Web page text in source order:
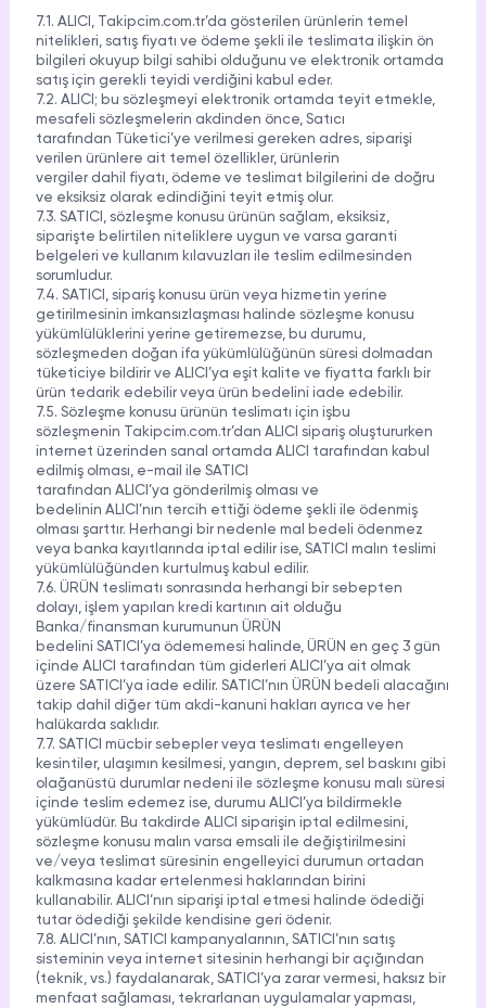
7.1. ALICI, Takipcim.com.tr’da gösterilen ürünlerin temel
nitelikleri, satış fiyatı ve ödeme şekli ile teslimata ilişkin ön
bilgileri okuyup bilgi sahibi olduğunu ve elektronik ortamda
satış için gerekli teyidi verdiğini kabul eder.
7.2. ALICI; bu sözleşmeyi elektronik ortamda teyit etmekle,
mesafeli sözleşmelerin akdinden önce, Satıcı
tarafından Tüketici’ye verilmesi gereken adres, siparişi
verilen ürünlere ait temel özellikler, ürünlerin
vergiler dahil fiyatı, ödeme ve teslimat bilgilerini de doğru
ve eksiksiz olarak edindiğini teyit etmiş olur.
7.3. SATICI, sözleşme konusu ürünün sağlam, eksiksiz,
siparişte belirtilen niteliklere uygun ve varsa garanti
belgeleri ve kullanım kılavuzları ile teslim edilmesinden
sorumludur.
7.4. SATICI, sipariş konusu ürün veya hizmetin yerine
getirilmesinin imkansızlaşması halinde sözleşme konusu
yükümlülüklerini yerine getiremezse, bu durumu,
sözleşmeden doğan ifa yükümlülüğünün süresi dolmadan
tüketiciye bildirir ve ALICI’ya eşit kalite ve fiyatta farklı bir
ürün tedarik edebilir veya ürün bedelini iade edebilir.
7.5. Sözleşme konusu ürünün teslimatı için işbu
sözleşmenin Takipcim.com.tr’dan ALICI sipariş oluştururken
internet üzerinden sanal ortamda ALICI tarafından kabul
edilmiş olması, e-mail ile SATICI
tarafından ALICI’ya gönderilmiş olması ve
bedelinin ALICI’nın tercih ettiği ödeme şekli ile ödenmiş
olması şarttır. Herhangi bir nedenle mal bedeli ödenmez
veya banka kayıtlarında iptal edilir ise, SATICI malın teslimi
yükümlülüğünden kurtulmuş kabul edilir.
7.6. ÜRÜN teslimatı sonrasında herhangi bir sebepten
dolayı, işlem yapılan kredi kartının ait olduğu
Banka/finansman kurumunun ÜRÜN
bedelini SATICI’ya ödememesi halinde, ÜRÜN en geç 3 gün
içinde ALICI tarafından tüm giderleri ALICI’ya ait olmak
üzere SATICI’ya iade edilir. SATICI’nın ÜRÜN bedeli alacağını
takip dahil diğer tüm akdi-kanuni hakları ayrıca ve her
halükarda saklıdır.
7.7. SATICI mücbir sebepler veya teslimatı engelleyen
kesintiler, ulaşımın kesilmesi, yangın, deprem, sel baskını gibi
olağanüstü durumlar nedeni ile sözleşme konusu malı süresi
içinde teslim edemez ise, durumu ALICI’ya bildirmekle
yükümlüdür. Bu takdirde ALICI siparişin iptal edilmesini,
sözleşme konusu malın varsa emsali ile değiştirilmesini
ve/veya teslimat süresinin engelleyici durumun ortadan
kalkmasına kadar ertelenmesi haklarından birini
kullanabilir. ALICI’nın siparişi iptal etmesi halinde ödediği
tutar ödediği şekilde kendisine geri ödenir.
7.8. ALICI’nın, SATICI kampanyalarının, SATICI’nın satış
sisteminin veya internet sitesinin herhangi bir açığından
(teknik, vs.) faydalanarak, SATICI’ya zarar vermesi, haksız bir
menfaat sağlaması, tekrarlanan uygulamalar yapması,